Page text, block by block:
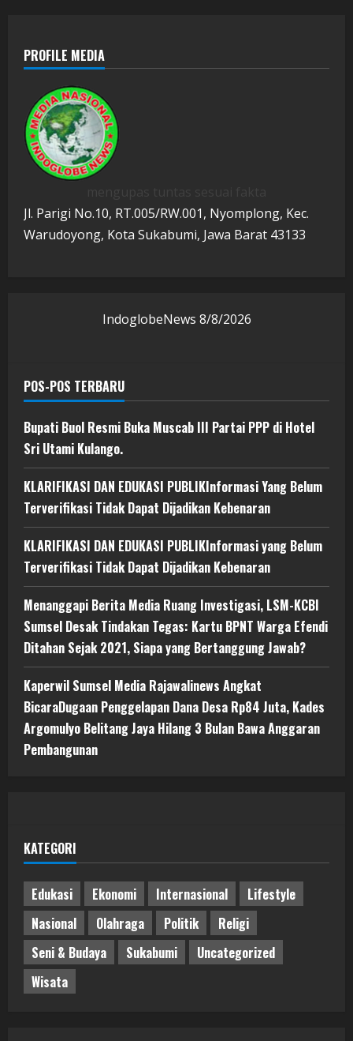
PROFILE MEDIA
Jl. Parigi No.10, RT.005/RW.001, Nyomplong, Kec.
Warudoyong, Kota Sukabumi, Jawa Barat 43133
IndoglobeNews 8/8/2026
POS-POS TERBARU
Bupati Buol Resmi Buka Muscab III Partai PPP di Hotel
Sri Utami Kulango.
KLARIFIKASI DAN EDUKASI PUBLIKInformasi Yang Belum
Terverifikasi Tidak Dapat Dijadikan Kebenaran
KLARIFIKASI DAN EDUKASI PUBLIKInformasi yang Belum
Terverifikasi Tidak Dapat Dijadikan Kebenaran
Menanggapi Berita Media Ruang Investigasi, LSM-KCBI
Sumsel Desak Tindakan Tegas: Kartu BPNT Warga Efendi
Ditahan Sejak 2021, Siapa yang Bertanggung Jawab?
Kaperwil Sumsel Media Rajawalinews Angkat
BicaraDugaan Penggelapan Dana Desa Rp84 Juta, Kades
Argomulyo Belitang Jaya Hilang 3 Bulan Bawa Anggaran
Pembangunan
KATEGORI
Edukasi Ekonomi Internasional
Lifestyle
Nasional
Olahraga Politik
Religi
Seni & Budaya
Sukabumi
Uncategorized
Wisata